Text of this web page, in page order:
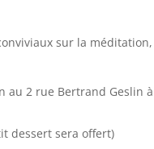
sur la
au 2 rue Bertrand Geslin
dessert sera offert)